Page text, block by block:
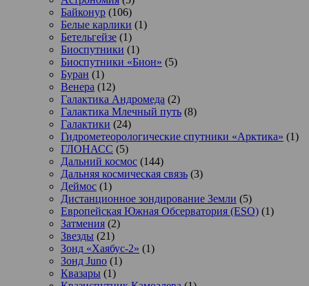
Байконур (106)
Белые карлики (1)
Бетельгейзе (1)
Биоспутники (1)
Биоспутники «Бион» (5)
Буран (1)
Венера (12)
Галактика Андромеда (2)
Галактика Млечный путь (8)
Галактики (24)
Гидрометеорологические спутники «Арктика» (1)
ГЛОНАСС (5)
Дальний космос (144)
Дальняя космическая связь (3)
Деймос (1)
Дистанционное зондирование Земли (5)
Европейская Южная Обсерватория (ESO) (1)
Затмения (2)
Звезды (21)
Зонд «Хаябус-2» (1)
Зонд Juno (1)
Квазары (1)